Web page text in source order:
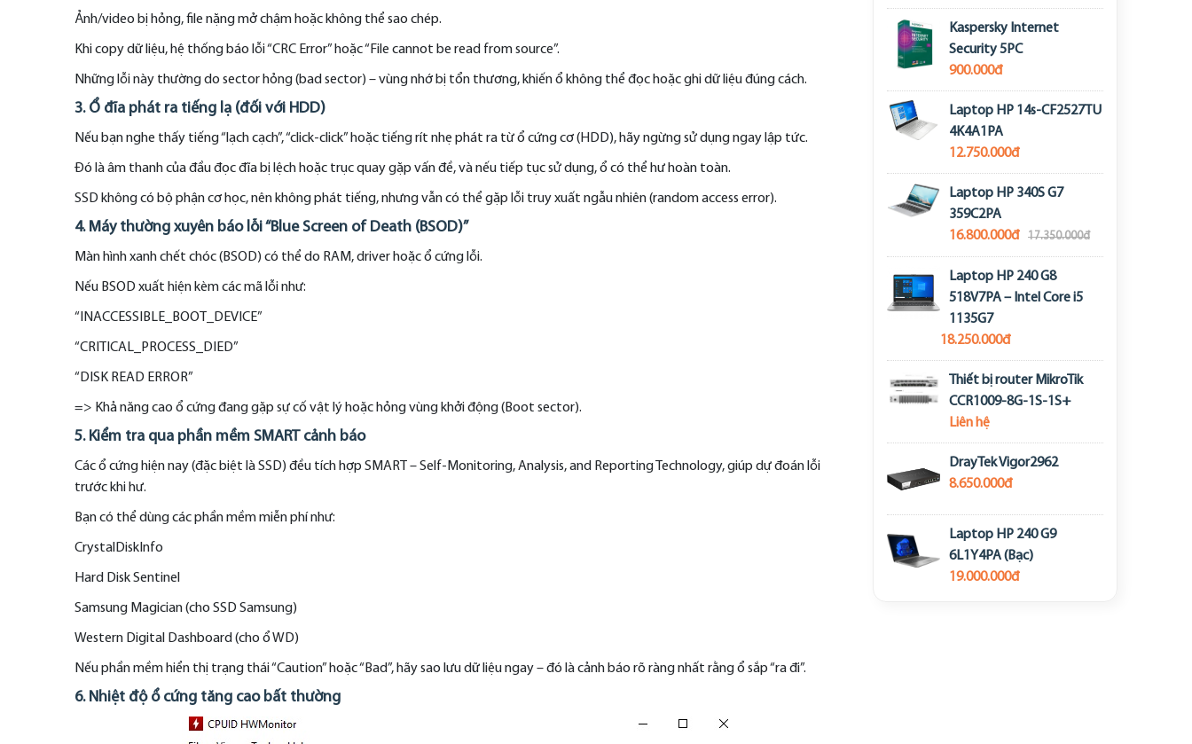
Ảnh/video bị hỏng, file nặng mở chậm hoặc không thể sao chép.
Khi copy dữ liệu, hệ thống báo lỗi “CRC Error” hoặc “File cannot be read from source”.
Những lỗi này thường do sector hỏng (bad sector) – vùng nhớ bị tổn thương, khiến ổ không thể đọc hoặc ghi dữ liệu đúng cách.
3. Ổ đĩa phát ra tiếng lạ (đối với HDD)
Nếu bạn nghe thấy tiếng “lạch cạch”, “click-click” hoặc tiếng rít nhẹ phát ra từ ổ cứng cơ (HDD), hãy ngừng sử dụng ngay lập tức.
Đó là âm thanh của đầu đọc đĩa bị lệch hoặc trục quay gặp vấn đề, và nếu tiếp tục sử dụng, ổ có thể hư hoàn toàn.
SSD không có bộ phận cơ học, nên không phát tiếng, nhưng vẫn có thể gặp lỗi truy xuất ngẫu nhiên (random access error).
4. Máy thường xuyên báo lỗi “Blue Screen of Death (BSOD)”
Màn hình xanh chết chóc (BSOD) có thể do RAM, driver hoặc ổ cứng lỗi.
Nếu BSOD xuất hiện kèm các mã lỗi như:
“INACCESSIBLE_BOOT_DEVICE”
“CRITICAL_PROCESS_DIED”
“DISK READ ERROR”
=> Khả năng cao ổ cứng đang gặp sự cố vật lý hoặc hỏng vùng khởi động (Boot sector).
5. Kiểm tra qua phần mềm SMART cảnh báo
Các ổ cứng hiện nay (đặc biệt là SSD) đều tích hợp SMART – Self-Monitoring, Analysis, and Reporting Technology, giúp dự đoán lỗi
trước khi hư.
Bạn có thể dùng các phần mềm miễn phí như:
CrystalDiskInfo
Hard Disk Sentinel
Samsung Magician (cho SSD Samsung)
Western Digital Dashboard (cho ổ WD)
Nếu phần mềm hiển thị trạng thái “Caution” hoặc “Bad”, hãy sao lưu dữ liệu ngay – đó là cảnh báo rõ ràng nhất rằng ổ sắp “ra đi”.
6. Nhiệt độ ổ cứng tăng cao bất thường
Kaspersky Internet
Security 5PC
900.000đ
Laptop HP 14s-CF2527TU
4K4A1PA
12.750.000đ
Laptop HP 340S G7
359C2PA
16.800.000đ
17.350.000đ
Laptop HP 240 G8
518V7PA – Intel Core i5
1135G7
18.250.000đ
Thiết bị router MikroTik
CCR1009-8G-1S-1S+
Liên hệ
DrayTek Vigor2962
8.650.000đ
Laptop HP 240 G9
6L1Y4PA (Bạc)
19.000.000đ